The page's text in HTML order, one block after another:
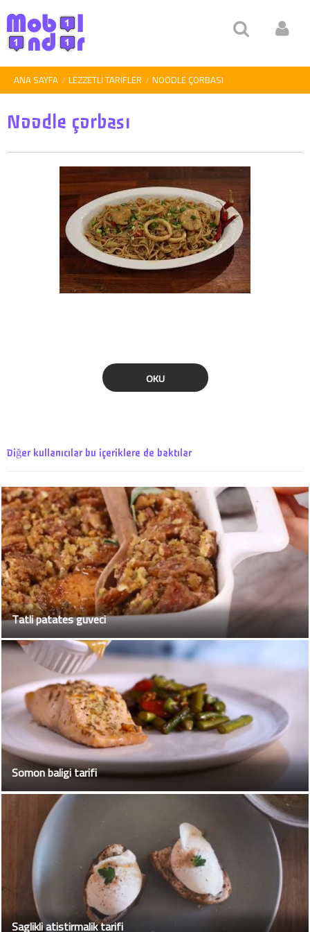
ANA SAYFA LEZZETLI TARIFLER NOODLE ÇORBASI
Noodle çorbası
OKU
Diğer kullanıcılar bu içeriklere de baktılar
Tatli patates guveci
Somon baligi tarifi
Saglikli atistirmalik tarifi